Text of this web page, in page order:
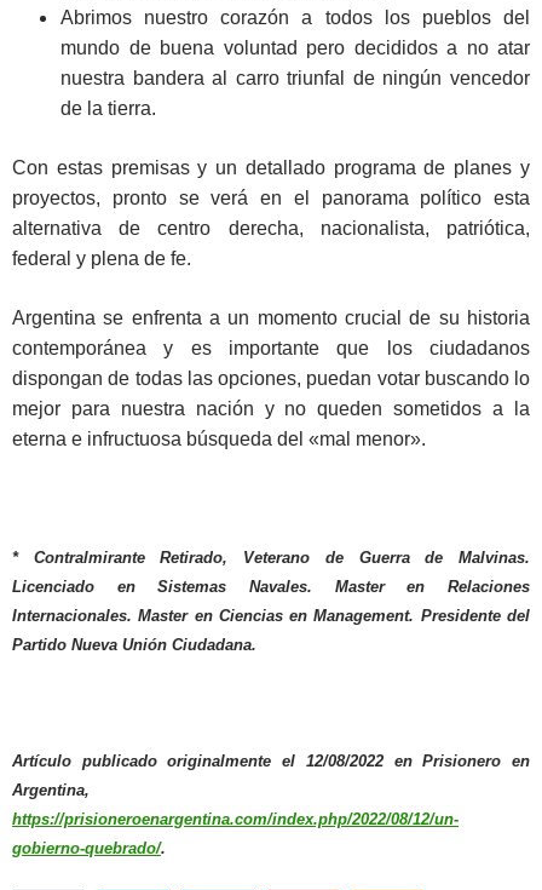
Abrimos nuestro corazón a todos los pueblos del
mundo de buena voluntad pero decididos a no atar
nuestra bandera al carro triunfal de ningún vencedor
de la tierra.
Con estas premisas y un detallado programa de planes y
proyectos, pronto se verá en el panorama político esta
alternativa de centro derecha, nacionalista, patriótica,
federal y plena de fe.
Argentina se enfrenta a un momento crucial de su historia
contemporánea y es importante que los ciudadanos
dispongan de todas las opciones, puedan votar buscando lo
mejor para nuestra nación y no queden sometidos a la
eterna e infructuosa búsqueda del «mal menor».
* Contralmirante Retirado, Veterano de Guerra de Malvinas.
Licenciado en Sistemas Navales. Master en Relaciones
Internacionales. Master en Ciencias en Management. Presidente del
Partido Nueva Unión Ciudadana.
Artículo publicado originalmente el 12/08/2022 en Prisionero en
Argentina,
https://prisioneroenargentina.com/index.php/2022/08/12/un-
gobierno-quebrado/.